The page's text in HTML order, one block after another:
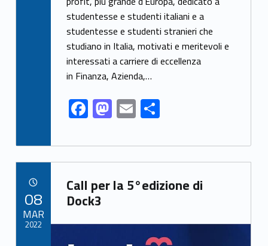
o
o
k
o
n
studentesse e studenti italiani e a
studentesse e studenti stranieri che
studiano in Italia, motivati e meritevoli e
interessati a carriere di eccellenza
in Finanza, Azienda,…
F
ac
e
b
o
o
k
M
as
to
d
o
E
m
ai
l
S
h
ar
e
Link identifier archive #link-archive-49277
Call per la 5°edizione di
Dock3
Link identifier archive #link-archive-thumb-soap-21728
08
MAR
2022